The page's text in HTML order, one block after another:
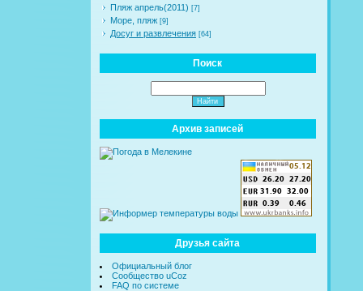
Пляж апрель(2011) [7]
Море, пляж [9]
Досуг и развлечения [64]
Поиск
Архив записей
Друзья сайта
Официальный блог
Сообщество uCoz
FAQ по системе